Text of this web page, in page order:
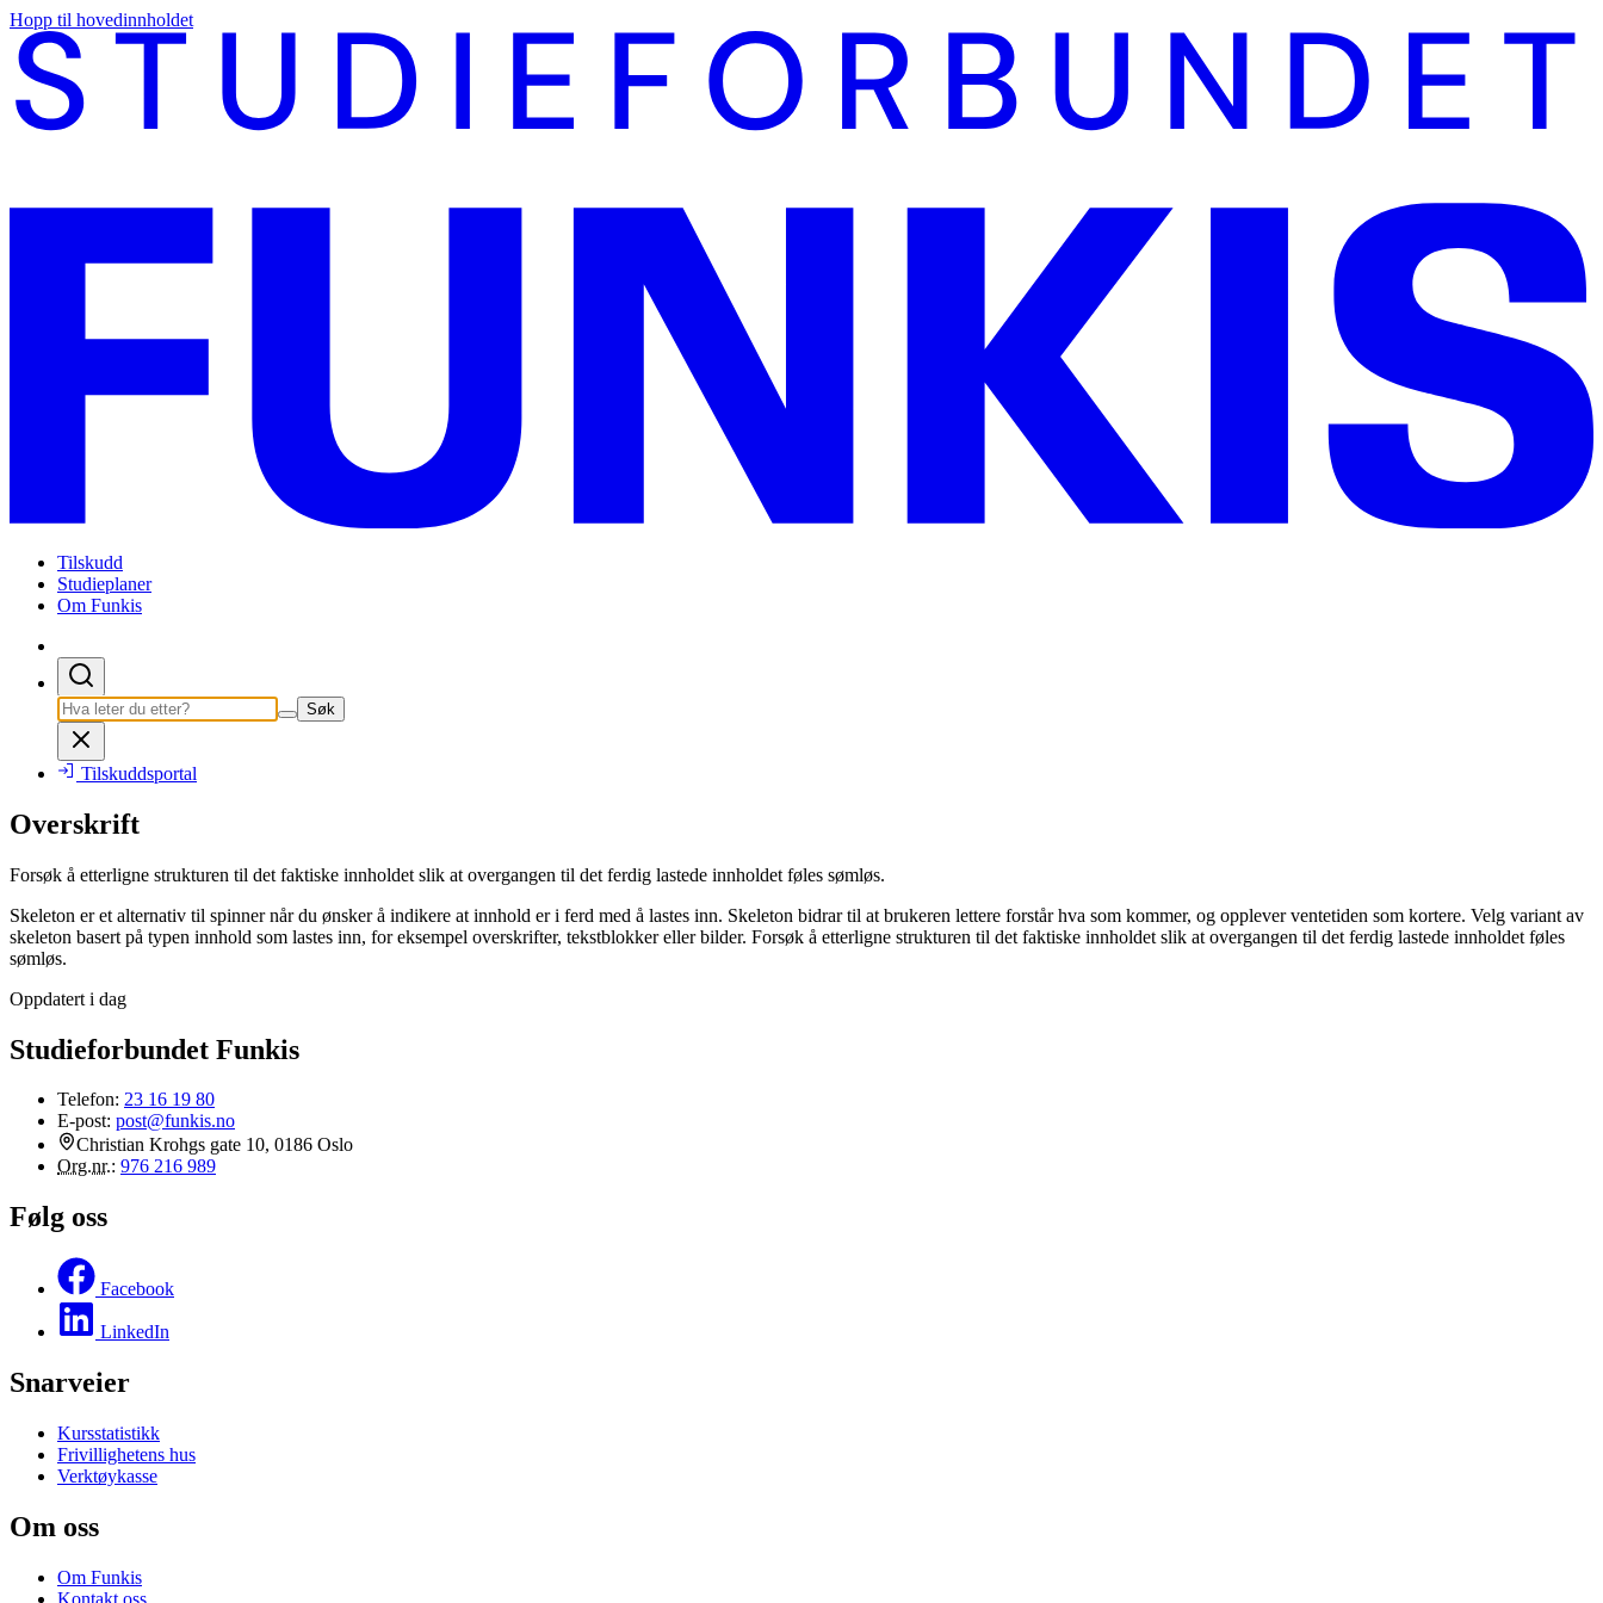
Hopp til hovedinnholdet
Tilskudd
Studieplaner
Om Funkis
Søk
Tilskuddsportal
Overskrift
Forsøk å etterligne strukturen til det faktiske innholdet slik at overgangen til det ferdig lastede innholdet føles sømløs.
Skeleton er et alternativ til spinner når du ønsker å indikere at innhold er i ferd med å lastes inn. Skeleton bidrar til at brukeren lettere forstår hva som kommer, og opplever ventetiden som kortere. Velg variant av
skeleton basert på typen innhold som lastes inn, for eksempel overskrifter, tekstblokker eller bilder. Forsøk å etterligne strukturen til det faktiske innholdet slik at overgangen til det ferdig lastede innholdet føles
sømløs.
Oppdatert i dag
Studieforbundet Funkis
Telefon: 23 16 19 80
E-post: post@funkis.no
Christian Krohgs gate 10, 0186 Oslo
Org.nr.: 976 216 989
Følg oss
Facebook
LinkedIn
Snarveier
Kursstatistikk
Frivillighetens hus
Verktøykasse
Om oss
Om Funkis
Kontakt oss